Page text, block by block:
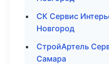
СК Сервис
Новгород
СтройАртель
Самара